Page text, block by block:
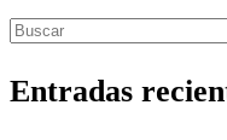
Entradas